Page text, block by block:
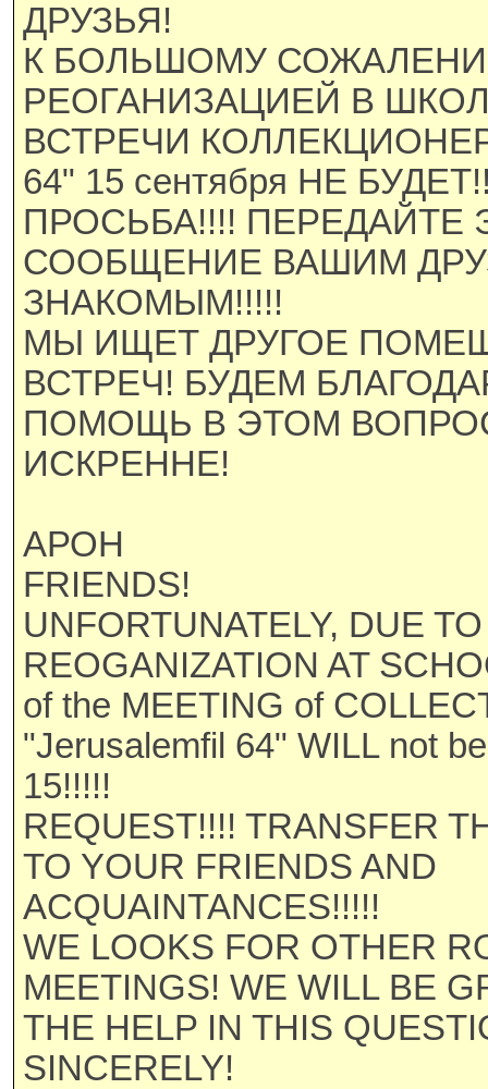
ДРУЗЬЯ!
К БОЛЬШОМУ
РЕОГАНИЗАЦИЕЙ В
ВСТРЕЧИ
64" 15 сентября НЕ
ПРОСЬБА!!!! ПЕРЕДАЙТЕ
СООБЩЕНИЕ ВАШИМ
ЗНАКОМЫМ!!!!!
МЫ ИЩЕТ ДРУГОЕ
ВСТРЕЧ! БУДЕМ
ПОМОЩЬ В ЭТОМ
ИСКРЕННЕ!
АРОН
FRIENDS!
UNFORTUNATELY, DUE TO
REOGANIZATION AT
of the MEETING of
"Jerusalemfil 64" WILL not
15!!!!!
REQUEST!!!! TRANSFER
TO YOUR FRIENDS AND
ACQUAINTANCES!!!!!
WE LOOKS FOR OTHER
MEETINGS! WE WILL BE
THE HELP IN THIS
SINCERELY!